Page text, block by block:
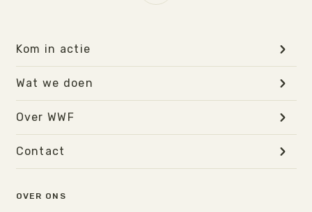
OVER ONS
Kom in actie
Wat we doen
Over WWF
Contact